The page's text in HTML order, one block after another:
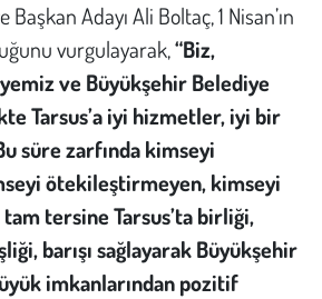
Adayı Ali Boltaç, 1 Nisan’ın
vurgulayarak,“Biz,
ve Büyükşehir Belediye
Tarsus’a iyi hizmetler, iyi bir
süre zarfında kimseyi
ötekileştirmeyen, kimseyi
tersine Tarsus’ta birliği,
barışı sağlayarak Büyükşehir
imkanlarından pozitif